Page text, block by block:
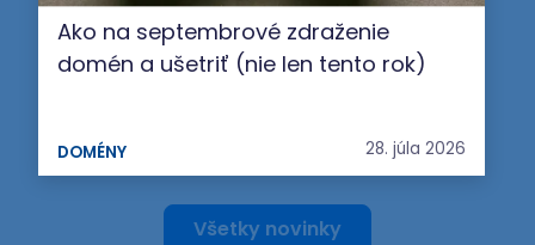
Ako na septembrové zdraženie
domén a ušetriť (nie len tento rok)
DOMÉNY 28. júla 2026
Všetky novinky